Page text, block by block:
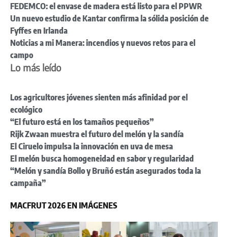
FEDEMCO: el envase de madera está listo para el PPWR
Un nuevo estudio de Kantar confirma la sólida posición de
Fyffes en Irlanda
Noticias a mi Manera: incendios y nuevos retos para el
campo
Lo más leído
Los agricultores jóvenes sienten más afinidad por el
ecológico
“El futuro está en los tamaños pequeños”
Rijk Zwaan muestra el futuro del melón y la sandía
El Ciruelo impulsa la innovación en uva de mesa
El melón busca homogeneidad en sabor y regularidad
“Melón y sandía Bollo y Bruñó están asegurados toda la
campaña”
MACFRUT 2026 EN IMÁGENES